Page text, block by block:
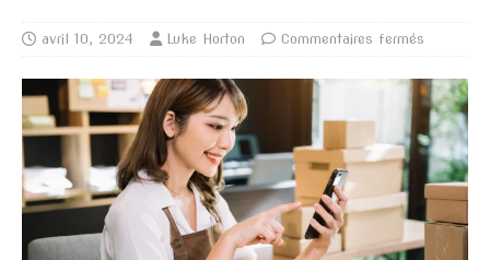
avril 10, 2024 Luke Horton Commentaires fermés